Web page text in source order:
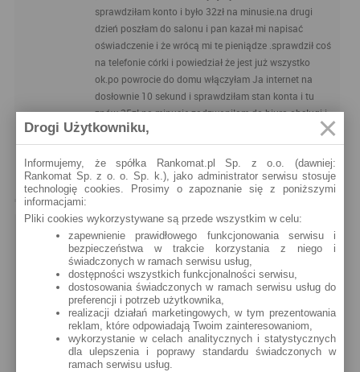
sprawdziłam konto i było 32zł na minusie.na drugi
dzień poszłam do salonu i pan kazał mi napisać
oświadczenie i że wrócą mi te pieniądze .sprawdził coś
na telefonie córki i powiedział że jest już wszystko
ok.po powrocie do domu włączyłam Ja internet na
dosłownie 10 sekund i sprawdziłam stan konta i tu
znów 25zł na minusie.zadzwoniłam do biura obsługi i
kazali czekać 48 godzin oni sprawdzą i że przyjdzie
sms minęło 48 godzin i nic dzwonie znowu i znów
każą czekać.OSTATNI RAZ WZIĘŁAM COKOLWIEK W T
MOBILE NIE CHCĘ JUŻ BYĆ ICH SIECI
POLECANE ARTYKUŁY
Najnowsze
Najczęściej komentowane
Co może nam zaoferować bank T-Mobile?
Sieć T-Mobile po utworzeniu swojego banku zmodyfikowała produkty
finansowe, które wcześniej były oferowane przez internetowy oddział
Kiedyś Sync, dziś T-Mobile.
Drogi Użytkowniku,
Informujemy, że spółka Rankomat.pl Sp. z o.o. (dawniej:
Rankomat Sp. z o. o. Sp. k.), jako administrator serwisu stosuje
technologię cookies. Prosimy o zapoznanie się z poniższymi
informacjami:
Pliki cookies wykorzystywane są przede wszystkim w celu:
zapewnienie prawidłowego funkcjonowania serwisu i
bezpieczeństwa w trakcie korzystania z niego i
świadczonych w ramach serwisu usług,
dostępności wszystkich funkcjonalności serwisu,
dostosowania świadczonych w ramach serwisu usług do
preferencji i potrzeb użytkownika,
realizacji działań marketingowych, w tym prezentowania
reklam, które odpowiadają Twoim zainteresowaniom,
wykorzystanie w celach analitycznych i statystycznych
dla ulepszenia i poprawy standardu świadczonych w
ramach serwisu usług.